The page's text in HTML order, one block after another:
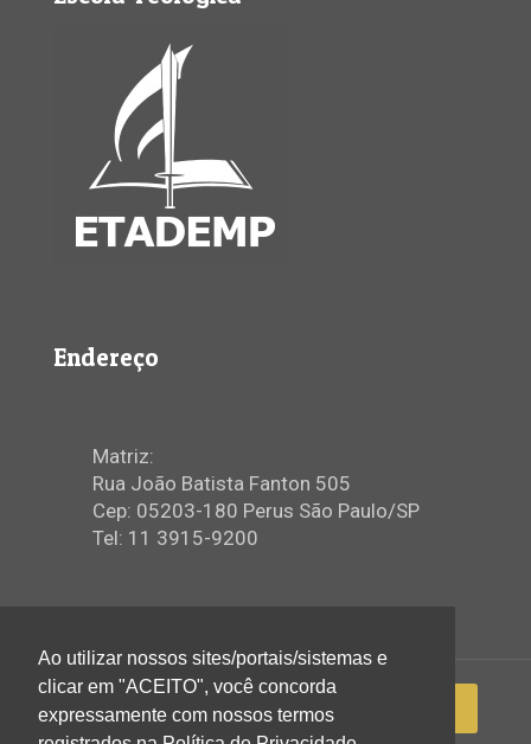
Endereço
Matriz:
Rua João Batista Fanton 505
Cep: 05203-180 Perus São Paulo/SP
Tel: 11 3915-9200
Ao utilizar nossos sites/portais/sistemas e
clicar em "ACEITO", você concorda
expressamente com nossos termos